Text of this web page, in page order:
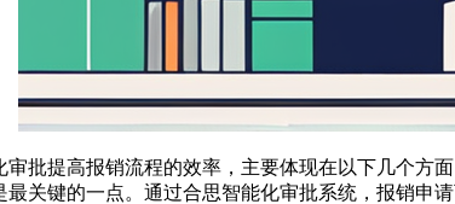
批提高报销流程的效率，主要体现在以下几个方面
最关键的一点。通过合思智能化审批系统，报销申